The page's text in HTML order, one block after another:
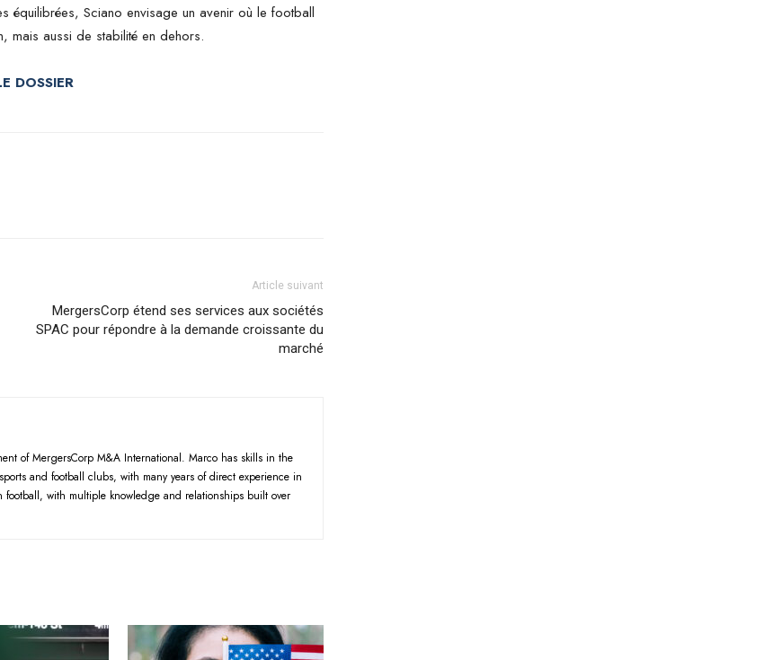
équilibrées, Sciano envisage un avenir où le football
mais aussi de stabilité en dehors.
DOSSIER
Article suivant
MergersCorp étend ses services aux sociétés
SPAC pour répondre à la demande croissante du
marché
of MergersCorp M&A International. Marco has skills in the
and football clubs, with many years of direct experience in
with multiple knowledge and relationships built over